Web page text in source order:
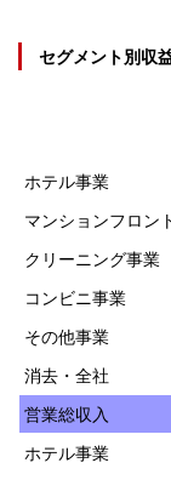
セグメント別収
ホテル事業
マンションフロン
クリーニング事業
コンビニ事業
その他事業
消去・全社
営業総収入
ホテル事業